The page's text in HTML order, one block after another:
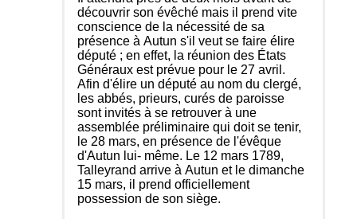
découvrir son évêché mais il prend vite
conscience de la nécessité de sa
présence à Autun s'il veut se faire élire
député ; en effet, la réunion des États
Généraux est prévue pour le 27 avril.
Afin d'élire un député au nom du clergé,
les abbés, prieurs, curés de paroisse
sont invités à se retrouver à une
assemblée préliminaire qui doit se tenir,
le 28 mars, en présence de l'évêque
d'Autun lui- même. Le 12 mars 1789,
Talleyrand arrive à Autun et le dimanche
15 mars, il prend officiellement
possession de son siège.